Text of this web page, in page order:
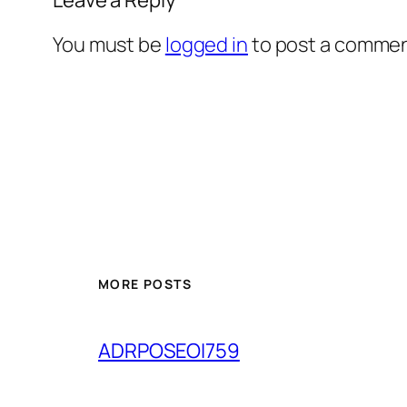
You must be logged into post a
MORE POSTS
ADRPOSEOI759